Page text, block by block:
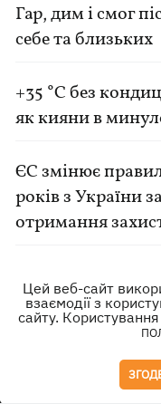
Гар, дим і смог
себе та близьких
+35 °C без
як кияни в
ЄС змінює
років з України
отримання
Цей веб-сайт
взаємодії з
сайту.